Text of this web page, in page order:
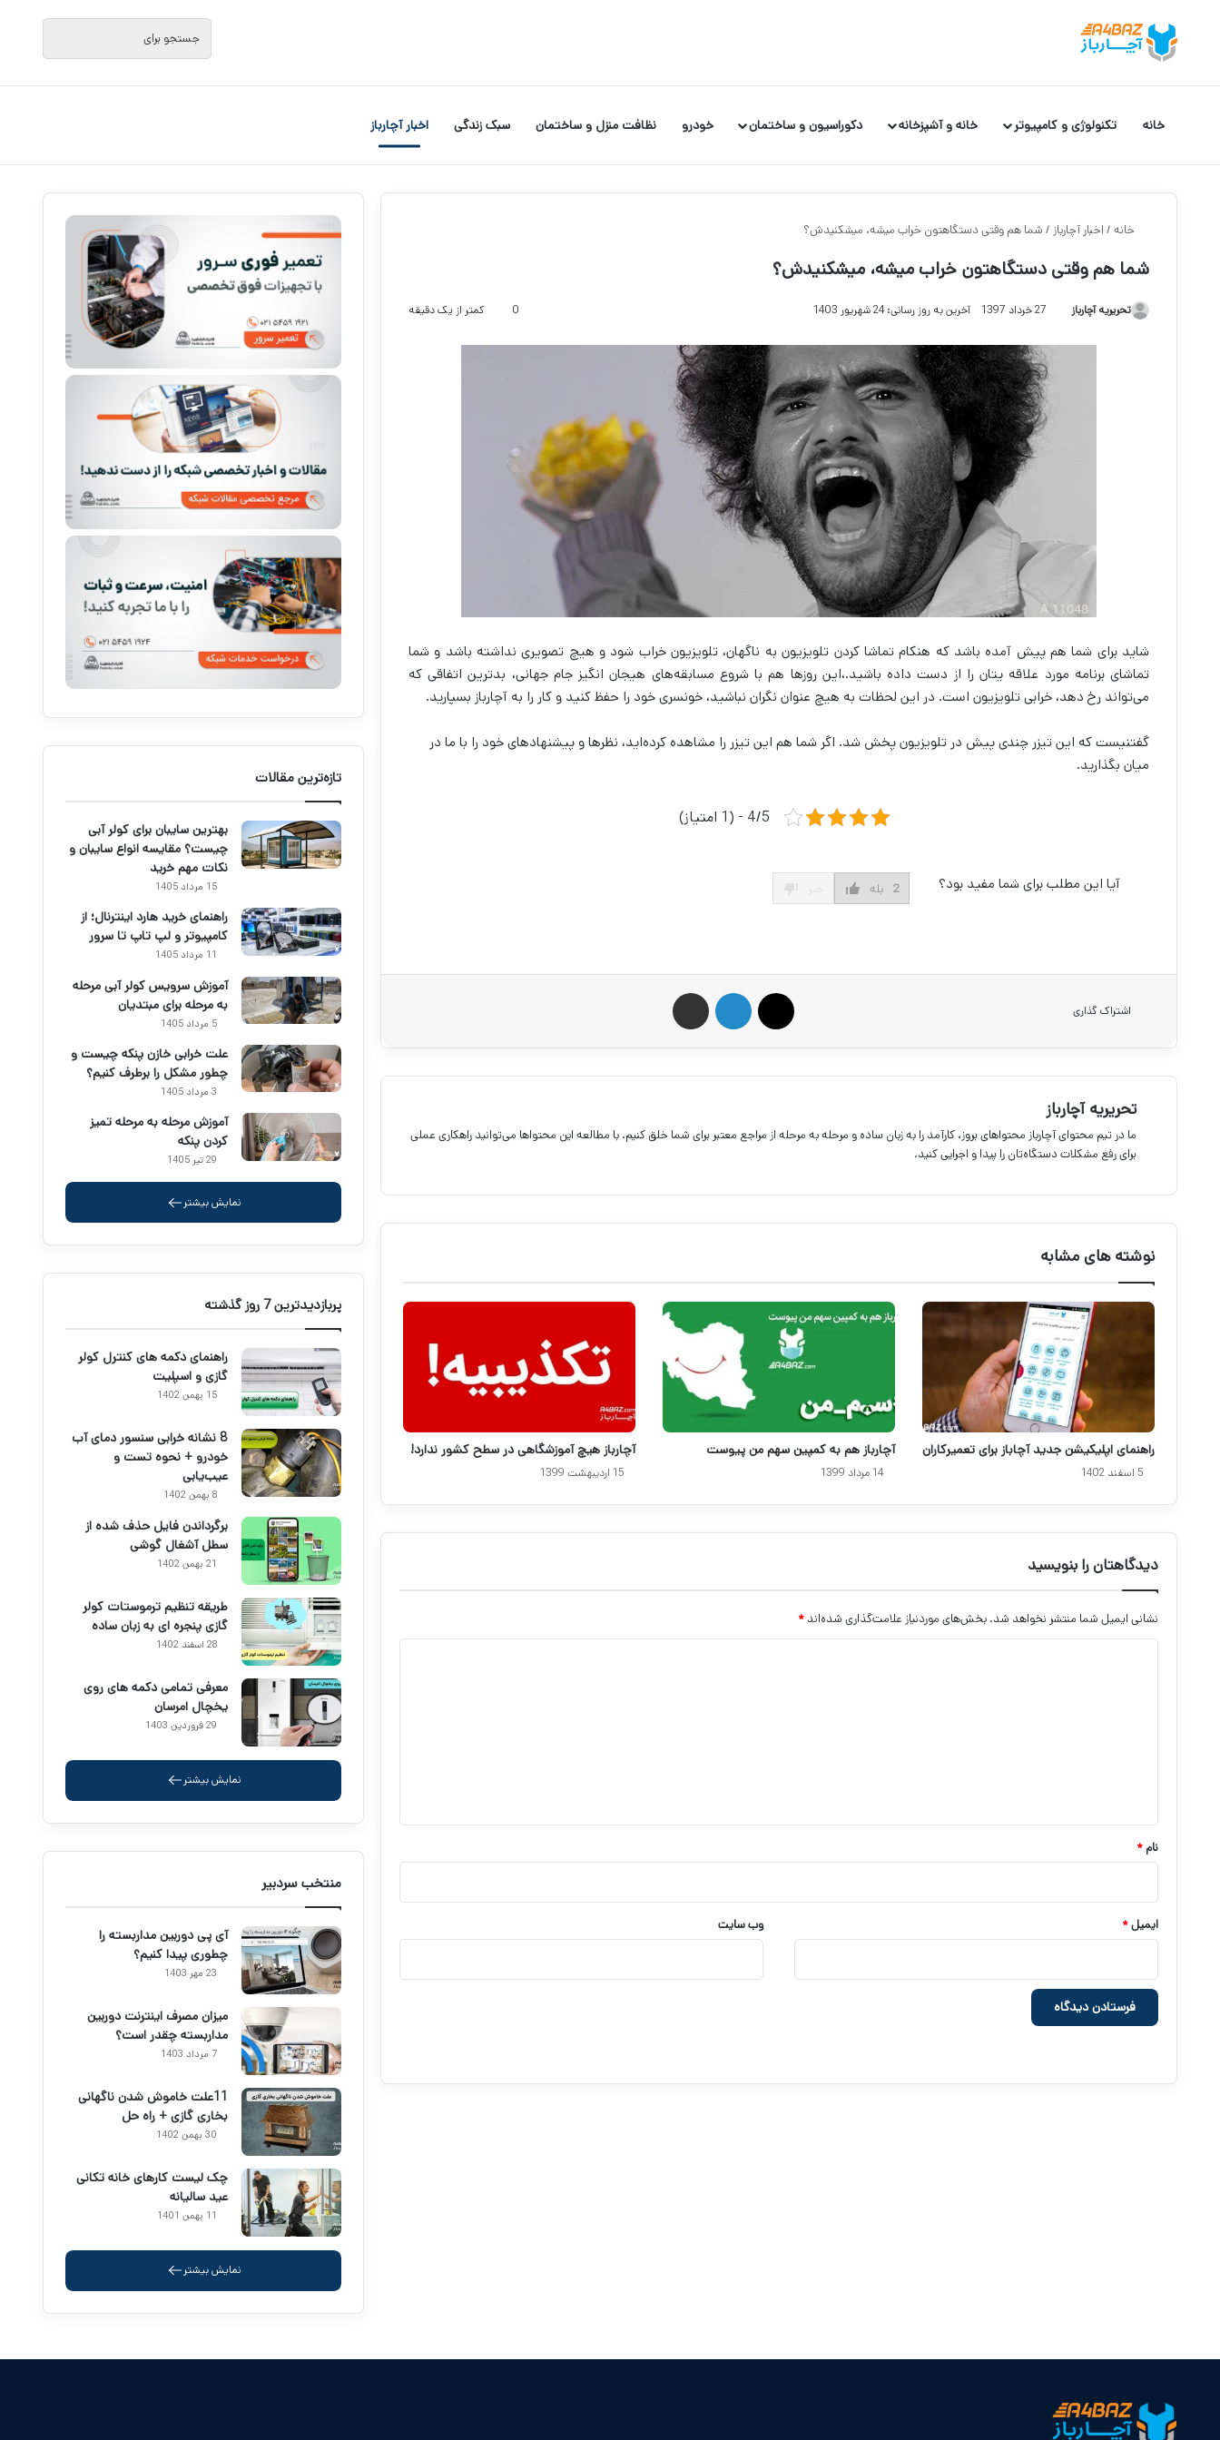
جستجو
خانه تکنولوژی و کامپیوتر خانه و آشپزخانه دکوراسیون و ساختمان خودرو نظافت منزل و ساختمان سبک زندگی اخبار آچارباز
خانه / اخبار آچارباز / شما هم وقتی دستگاهتون خراب میشه، میشکنیدش؟
شما هم وقتی دستگاهتون خراب میشه، میشکنیدش؟
تحریریه آچارباز 27 خرداد 1397 آخرین به روز رسانی: 24 شهریور 1403 0 کمتر از یک دقیقه
شاید برای شما هم پیش آمده باشد که هنکام تماشا کردن تلویزیون به ناگهان، تلویزیون خراب شود و هیچ تصویری نداشته باشد و شما
تماشای برنامه مورد علاقه یتان را از دست داده باشید.،این روزها هم با شروع مسابقه‌های هیجان انگیز جام جهانی، بدترین اتفاقی که
می‌تواند رخ دهد، خرابی تلویزیون است. در این لحظات به هیچ عنوان نگران نباشید، خونسری خود را حفظ کنید و کار را به آچارباز بسپارید.
گفتنیست که این تیزر چندی پیش در تلویزیون پخش شد. اگر شما هم این تیزر را مشاهده کرده‌اید، نظرها و پیشنهادهای خود را با ما در
میان بگذارید.
4/5 - (1 امتیاز)
آیا این مطلب برای شما مفید بود؟ بله 2
اشتراک گذاری
تحریریه آچارباز
ما در تیم محتوای آچارباز محتواهای بروز، کارآمد را به زبان ساده و مرحله به مرحله از مراجع معتبر برای شما خلق کنیم. با مطالعه این محتواها می‌توانید راهکاری عملی
برای رفع مشکلات دستگاه‌تان را پیدا و اجرایی کنید.
نوشته های مشابه
راهنمای اپلیکیشن جدید آچاباز برای تعمیرکاران
5 اسفند 1402
آچارباز هم به کمپین سهم من پیوست
14 مرداد 1399
آچارباز هیچ آموزشگاهی در سطح کشور ندارد!
15 اردیبهشت 1399
دیدگاهتان را بنویسید
نشانی ایمیل شما منتشر نخواهد شد. بخش‌های موردنیاز علامت‌گذاری شده‌اند *
نام *
ایمیل* وب‌ سایت
تازه‌ترین مقالات
بهترین سایبان برای کولر آبی
چیست؟ مقایسه انواع سایبان و
نکات مهم خرید
15 مرداد 1405
راهنمای خرید هارد اینترنال؛ از
کامپیوتر و لپ تاپ تا سرور
11 مرداد 1405
آموزش سرویس کولر آبی مرحله
به مرحله برای مبتدیان
5 مرداد 1405
علت خرابی خازن پنکه چیست و
چطور مشکل را برطرف کنیم؟
3 مرداد 1405
آموزش مرحله به مرحله تمیز
کردن پنکه
29 تیر 1405
نمایش بیشتر
پربازدیدترین 7 روز گذشته
راهنمای دکمه های کنترل کولر
گازی و اسپلیت
15 بهمن 1402
8 نشانه خرابی سنسور دمای آب
خودرو + نحوه تست و
عیب‌یابی
8 بهمن 1402
برگرداندن فایل حذف شده از
سطل آشغال گوشی
21 بهمن 1402
طریقه تنظیم ترموستات کولر
گازی پنجره ای به زبان ساده
28 اسفند 1402
معرفی تمامی دکمه های روی
یخچال امرسان
29 فروردین 1403
نمایش بیشتر
منتخب سردبیر
آی پی دوربین مداربسته را
چطوری پیدا کنیم؟
23 مهر 1403
میزان مصرف اینترنت دوربین
مداربسته چقدر است؟
7 مرداد 1403
11علت خاموش شدن ناگهانی
بخاری گازی + راه حل
30 بهمن 1402
چک لیست کارهای خانه تکانی
عید سالیانه
11 بهمن 1401
نمایش بیشتر